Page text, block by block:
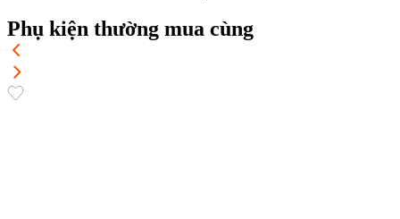
Phụ kiện thường mua cùng